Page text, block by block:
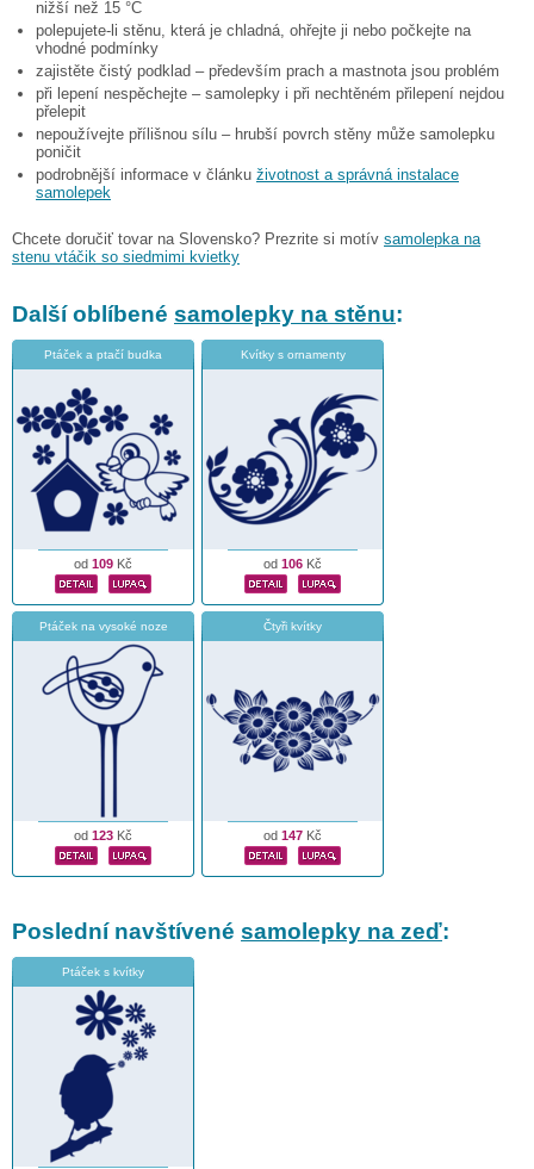
nižší než 15 °C
polepujete-li stěnu, která je chladná, ohřejte ji nebo počkejte na
vhodné podmínky
zajistěte čistý podklad – především prach a mastnota jsou problém
při lepení nespěchejte – samolepky i při nechtěném přilepení nejdou
přelepit
nepoužívejte přílišnou sílu – hrubší povrch stěny může samolepku
poničit
podrobnější informace v článku životnost a správná instalace
samolepek
Chcete doručiť tovar na Slovensko? Prezrite si motív samolepka na
stenu vtáčik so siedmimi kvietky
Další oblíbené samolepky na stěnu:
Ptáček a ptačí budka
od 109 Kč
Kvítky s ornamenty
od 106 Kč
Ptáček na vysoké noze
od 123 Kč
Čtyři kvítky
od 147 Kč
Poslední navštívené samolepky na zeď:
Ptáček s kvítky